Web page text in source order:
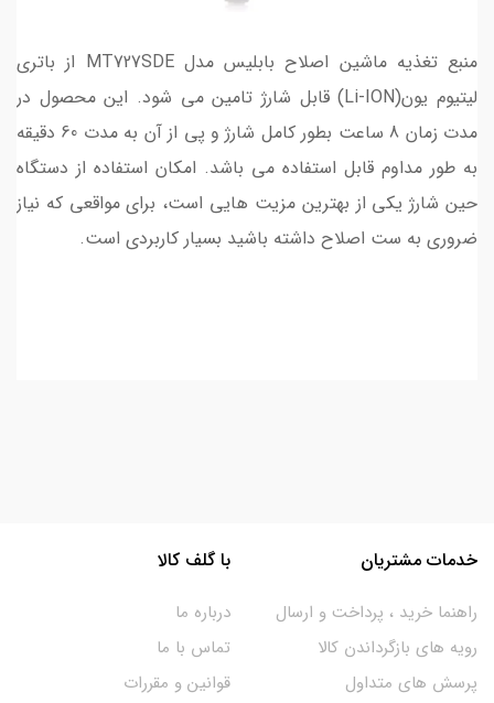
منبع تغذیه ماشین اصلاح بابلیس مدل MT727SDE از باتری
لیتیوم یون(Li-ION) قابل شارژ تامین می شود. این محصول در
مدت زمان 8 ساعت بطور کامل شارژ و پی از آن به مدت 60 دقیقه
به طور مداوم قابل استفاده می باشد. امکان استفاده از دستگاه
حین شارژ یکی از بهترین مزیت هایی است، برای مواقعی که نیاز
ضروری به ست اصلاح داشته باشید بسیار کاربردی است.
خدمات مشتریان
راهنما خرید ، پرداخت و ارسال
رویه های بازگرداندن کالا
پرسش های متداول
با گلف کالا
درباره ما
تماس با ما
قوانین و مقررات